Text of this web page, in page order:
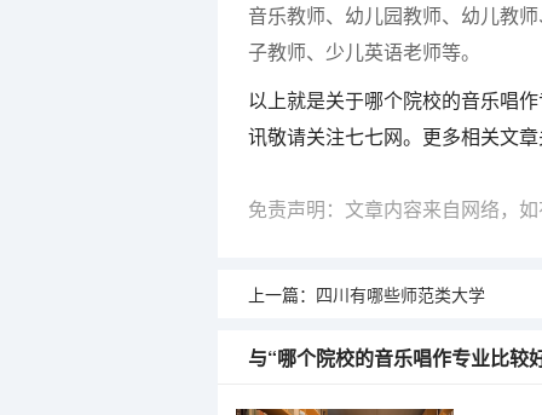
音乐教师、幼儿园教师、幼儿教
子教师、少儿英语老师等。
以上就是关于哪个院校的音乐唱
讯敬请关注七七网。更多相关文
免责声明：文章内容来自网络，
上一篇： 四川有哪些师范类大学
与“哪个院校的音乐唱作专业比较